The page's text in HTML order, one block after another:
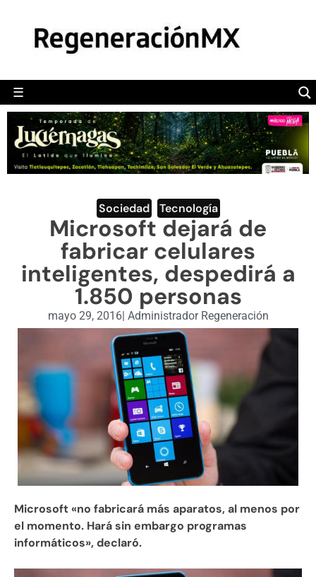
☰
POLÍTICA
CAMALEÓN
OPINIÓN
DEPORTES
ENGLISH SECTION
VIDEOS
Sociedad Tecnología
Microsoft dejará de
fabricar celulares
inteligentes, despedirá a
1.850 personas
mayo 29, 2016| Administrador Regeneración
Microsoft «no fabricará más aparatos, al menos por
el momento. Hará sin embargo programas
informáticos», declaró.